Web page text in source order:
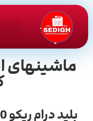
ماشینهای